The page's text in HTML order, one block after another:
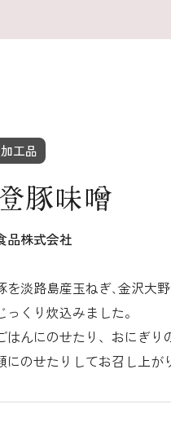
工品
豚味噌
品株式会社
を淡路島産玉ねぎ､金沢大
っくり炊込みました。
はんにのせたり、おにぎ
にのせたりしてお召し上が